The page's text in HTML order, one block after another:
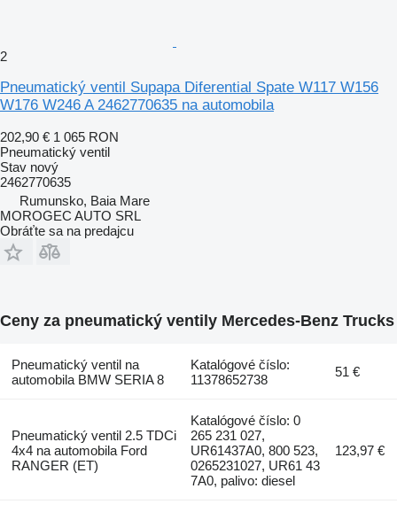
2
Pneumatický ventil Supapa Diferential Spate W117 W156
W176 W246 A 2462770635 na automobila
202,90 € 1 065 RON
Pneumatický ventil
Stav nový
2462770635
Rumunsko, Baia Mare
MOROGEC AUTO SRL
Obráťte sa na predajcu
Ceny za pneumatický ventily Mercedes-Benz Trucks
Pneumatický ventil na
automobila BMW SERIA 8
Katalógové číslo:
11378652738
51 €
Pneumatický ventil 2.5 TDCi
4x4 na automobila Ford
RANGER (ET)
Katalógové číslo: 0
265 231 027,
UR61437A0, 800 523,
0265231027, UR61 43
7A0, palivo: diesel
123,97 €